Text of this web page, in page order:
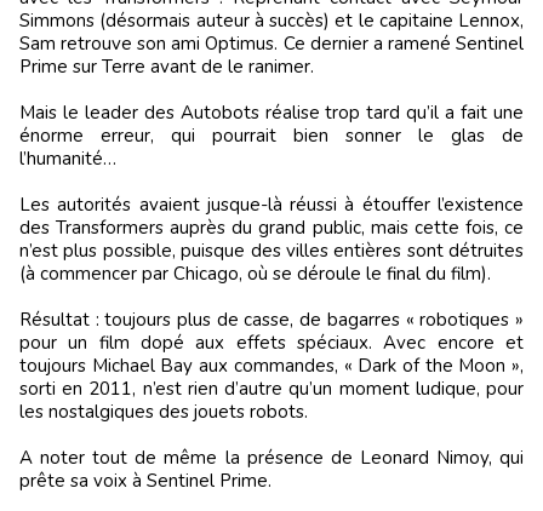
Simmons (désormais auteur à succès) et le capitaine Lennox,
Sam retrouve son ami Optimus. Ce dernier a ramené Sentinel
Prime sur Terre avant de le ranimer.
Mais le leader des Autobots réalise trop tard qu’il a fait une
énorme erreur, qui pourrait bien sonner le glas de
l’humanité…
Les autorités avaient jusque-là réussi à étouffer l’existence
des Transformers auprès du grand public, mais cette fois, ce
n’est plus possible, puisque des villes entières sont détruites
(à commencer par Chicago, où se déroule le final du film).
Résultat : toujours plus de casse, de bagarres « robotiques »
pour un film dopé aux effets spéciaux. Avec encore et
toujours Michael Bay aux commandes, « Dark of the Moon »,
sorti en 2011, n’est rien d’autre qu’un moment ludique, pour
les nostalgiques des jouets robots.
A noter tout de même la présence de Leonard Nimoy, qui
prête sa voix à Sentinel Prime.